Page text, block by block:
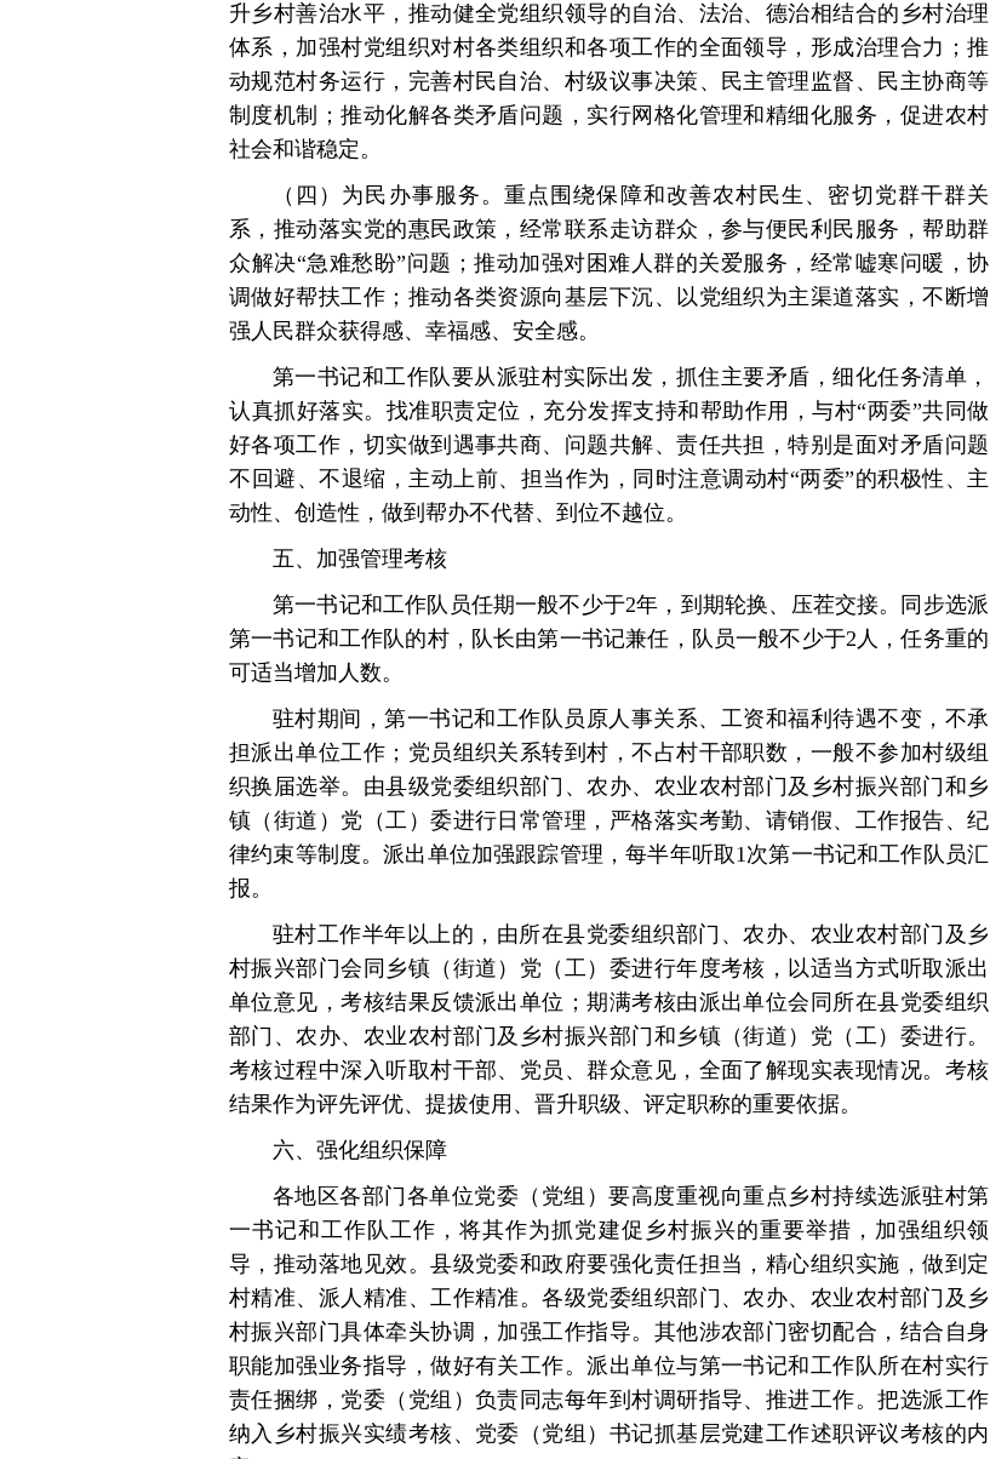
升乡村善治水平，推动健全党组织领导的自治、法治、德治相结合的乡村治理
体系，加强村党组织对村各类组织和各项工作的全面领导，形成治理合力；推
动规范村务运行，完善村民自治、村级议事决策、民主管理监督、民主协商等
制度机制；推动化解各类矛盾问题，实行网格化管理和精细化服务，促进农村
社会和谐稳定。
（四）为民办事服务。重点围绕保障和改善农村民生、密切党群干群关
系，推动落实党的惠民政策，经常联系走访群众，参与便民利民服务，帮助群
众解决“急难愁盼”问题；推动加强对困难人群的关爱服务，经常嘘寒问暖，协
调做好帮扶工作；推动各类资源向基层下沉、以党组织为主渠道落实，不断增
强人民群众获得感、幸福感、安全感。
第一书记和工作队要从派驻村实际出发，抓住主要矛盾，细化任务清单，
认真抓好落实。找准职责定位，充分发挥支持和帮助作用，与村“两委”共同做
好各项工作，切实做到遇事共商、问题共解、责任共担，特别是面对矛盾问题
不回避、不退缩，主动上前、担当作为，同时注意调动村“两委”的积极性、主
动性、创造性，做到帮办不代替、到位不越位。
五、加强管理考核
第一书记和工作队员任期一般不少于2年，到期轮换、压茬交接。同步选派
第一书记和工作队的村，队长由第一书记兼任，队员一般不少于2人，任务重的
可适当增加人数。
驻村期间，第一书记和工作队员原人事关系、工资和福利待遇不变，不承
担派出单位工作；党员组织关系转到村，不占村干部职数，一般不参加村级组
织换届选举。由县级党委组织部门、农办、农业农村部门及乡村振兴部门和乡
镇（街道）党（工）委进行日常管理，严格落实考勤、请销假、工作报告、纪
律约束等制度。派出单位加强跟踪管理，每半年听取1次第一书记和工作队员汇
报。
驻村工作半年以上的，由所在县党委组织部门、农办、农业农村部门及乡
村振兴部门会同乡镇（街道）党（工）委进行年度考核，以适当方式听取派出
单位意见，考核结果反馈派出单位；期满考核由派出单位会同所在县党委组织
部门、农办、农业农村部门及乡村振兴部门和乡镇（街道）党（工）委进行。
考核过程中深入听取村干部、党员、群众意见，全面了解现实表现情况。考核
结果作为评先评优、提拔使用、晋升职级、评定职称的重要依据。
六、强化组织保障
各地区各部门各单位党委（党组）要高度重视向重点乡村持续选派驻村第
一书记和工作队工作，将其作为抓党建促乡村振兴的重要举措，加强组织领
导，推动落地见效。县级党委和政府要强化责任担当，精心组织实施，做到定
村精准、派人精准、工作精准。各级党委组织部门、农办、农业农村部门及乡
村振兴部门具体牵头协调，加强工作指导。其他涉农部门密切配合，结合自身
职能加强业务指导，做好有关工作。派出单位与第一书记和工作队所在村实行
责任捆绑，党委（党组）负责同志每年到村调研指导、推进工作。把选派工作
纳入乡村振兴实绩考核、党委（党组）书记抓基层党建工作述职评议考核的内